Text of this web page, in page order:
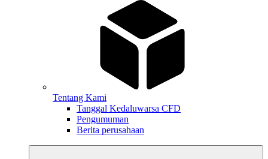
Tentang Kami
Tanggal Kedaluwarsa CFD
Pengumuman
Berita perusahaan